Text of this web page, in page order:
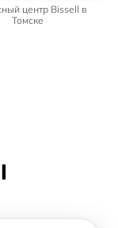
центр Bissell в
Томске